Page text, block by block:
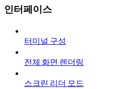
인터페이스
터미널 구성
전체 화면 렌더링
스크린 리더 모드